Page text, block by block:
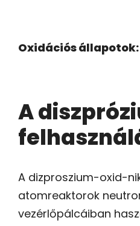
Oxidációs állapotok:
A
A dizproszium-oxid-
atomreaktorok
vezérlőpálcáiban